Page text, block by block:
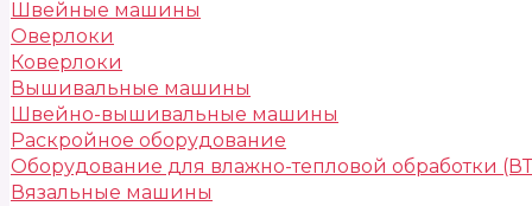
Швейные машины
Оверлоки
Коверлоки
Вышивальные машины
Швейно-вышивальные машины
Раскройное оборудование
Оборудование для влажно-тепловой обработки
Вязальные машины